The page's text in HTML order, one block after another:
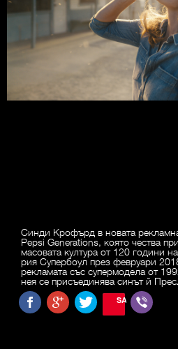
Синди Крофърд в новата
Pepsi Generations, която чества
масовата култура от 120 години
рия Супербоул през февруари
рекламата със супермодела от
нея се присъединява синът й
SAVE